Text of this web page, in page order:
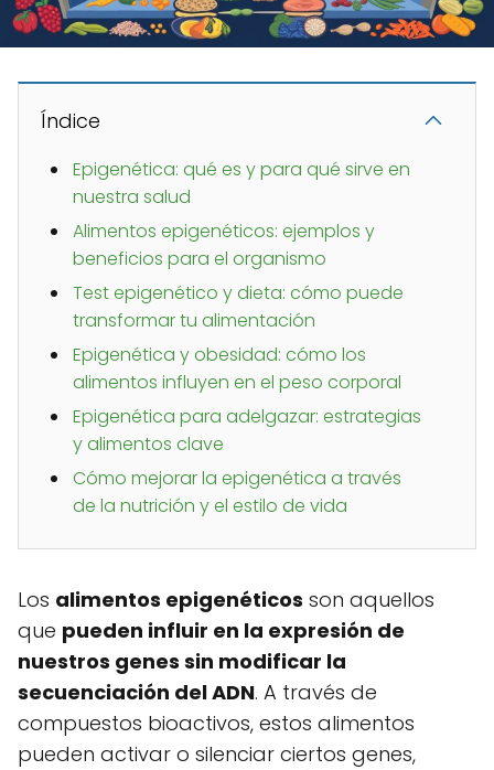
Índice
Epigenética: qué es y para qué sirve en
nuestra salud
Alimentos epigenéticos: ejemplos y
beneficios para el organismo
Test epigenético y dieta: cómo puede
transformar tu alimentación
Epigenética y obesidad: cómo los
alimentos influyen en el peso corporal
Epigenética para adelgazar: estrategias
y alimentos clave
Cómo mejorar la epigenética a través
de la nutrición y el estilo de vida
Los alimentos epigenéticos son aquellos
que pueden influir en la expresión de
nuestros genes sin modificar la
secuenciación del ADN. A través de
compuestos bioactivos, estos alimentos
pueden activar o silenciar ciertos genes,